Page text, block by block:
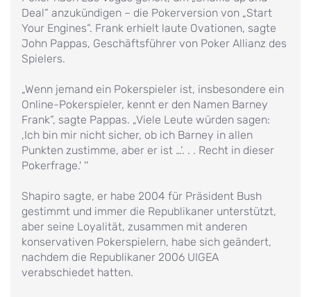
Deal“ anzukündigen – die Pokerversion von „Start
Your Engines“. Frank erhielt laute Ovationen, sagte
John Pappas, Geschäftsführer von Poker Allianz des
Spielers.
„Wenn jemand ein Pokerspieler ist, insbesondere ein
Online-Pokerspieler, kennt er den Namen Barney
Frank“, sagte Pappas. „Viele Leute würden sagen:
‚Ich bin mir nicht sicher, ob ich Barney in allen
Punkten zustimme, aber er ist …‘. . . Recht in dieser
Pokerfrage.' ''
Shapiro sagte, er habe 2004 für Präsident Bush
gestimmt und immer die Republikaner unterstützt,
aber seine Loyalität, zusammen mit anderen
konservativen Pokerspielern, habe sich geändert,
nachdem die Republikaner 2006 UIGEA
verabschiedet hatten.